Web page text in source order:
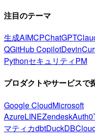
注目のテーマ
生成AIMCPChatGPT
QGitHub CopilotDevin
PythonセキュリティPM
プロダクトやサービスで
Google CloudMicrosoft
AzureLINEZendeskAuth0
マティカdbtDuckDB